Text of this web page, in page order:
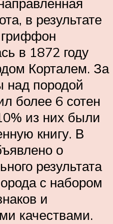
в результате
гриффон
в 1872 году
Корталем. За
над породой
более 6 сотен
из них были
книгу. В
о
результата
с набором
и
качествами.